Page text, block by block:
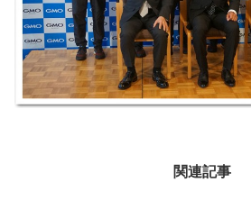
関連記事